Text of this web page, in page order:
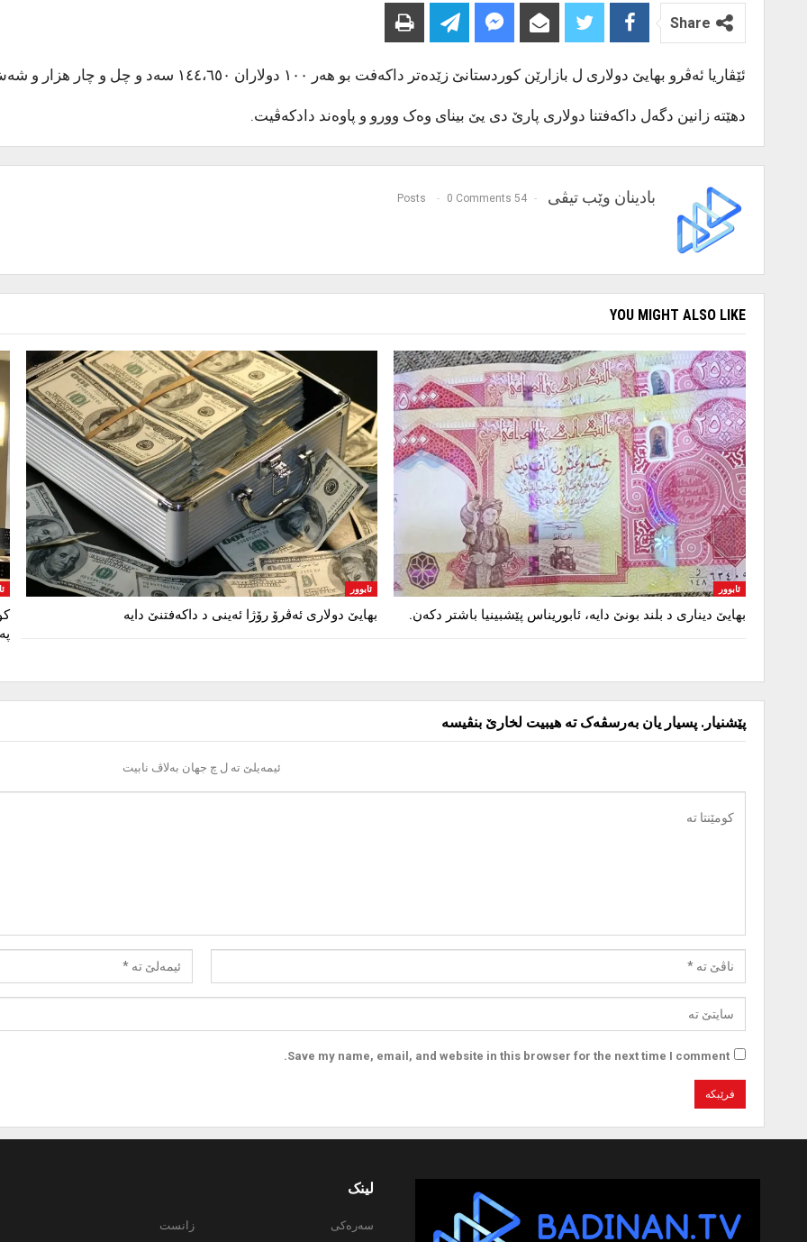
Share
ئێڤاریا ئەڤرو بهایێ دولاری ل بازارێن کوردستانێ زێدەتر داکەفت بو هەر ١٠٠ دولاران ١٤٤،٦٥٠ سەد و چل و چار هزار و شەش سەد و پێنجی دینار هاتیە داخازکرن.
دهێتە زانین دگەل داکەفتنا دولاری پارێ دی یێ بینای وەک وورو و پاوەند دادکەڤیت.
بادینان وێب تیڤی 54 Posts
0 Comments
YOU MIGHT ALSO LIKE
ئابوور
بهایێ دیناری د بلند بونێ دایە، ئابوریناس پێشبینیا باشتر دکەن.
ئابوور
بهایێ دولاری ئەڤرۆ رۆژا ئەینی د داکەفتنێ دایە
پێشنیار. پسیار یان بەرسڤەک تە هیبیت لخارێ بنڤیسە
ئیمەیلێ تە ل چ جهان بەلاڤ نابیت
Save my name, email, and website in this browser for the next time I comment.
لینک
سەرەکی
زانست